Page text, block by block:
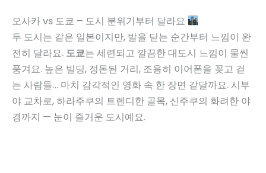
오사카 vs 도쿄 – 도시 분위기부터 달라요
두 도시는 같은 일본이지만, 발을 딛는 순간부터 느낌이 완
전히 달라요. 도쿄는 세련되고 깔끔한 대도시 느낌이 물씬
풍겨요. 높은 빌딩, 정돈된 거리, 조용히 이어폰을 꽂고 걷
는 사람들… 마치 감각적인 영화 속 한 장면 같달까요. 시부
야 교차로, 하라주쿠의 트렌디한 골목, 신주쿠의 화려한 야
경까지 — 눈이 즐거운 도시예요.